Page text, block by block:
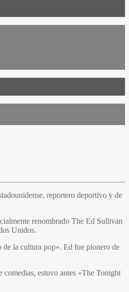
reportero deportivo y de
renombrado The Ed Sullivan
Unidos.
la cultura pop». Ed fue pionero de
estuvo antes «The Tonight